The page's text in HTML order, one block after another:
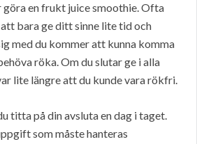
göra en frukt juice smoothie. Ofta
bara ge ditt sinne lite tid och
med du kommer att kunna komma
röka. Om du slutar ge i alla
lite längre att du kunde vara rökfri.
titta på din avsluta en dag i taget.
som måste hanteras